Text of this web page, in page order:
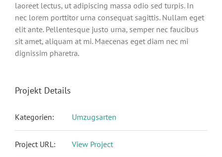
laoreet lectus, ut adipiscing massa odio sed turpis. In
nec lorem porttitor urna consequat sagittis. Nullam eget
elit ante. Pellentesque justo urna, semper nec faucibus
sit amet, aliquam at mi. Maecenas eget diam nec mi
dignissim pharetra.
Projekt Details
Kategorien: Umzugsarten
Project URL: View Project